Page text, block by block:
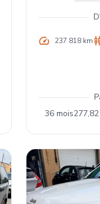
237 818 km
36 mois